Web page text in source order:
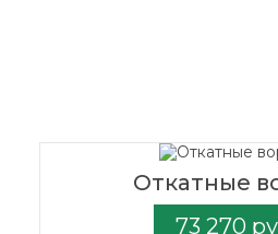
Откатные
73 270